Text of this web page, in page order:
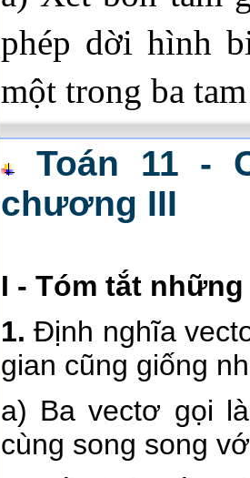
phép dời hình
một trong ba
Toán 11 -
chương III
I - Tóm tắt
1. Định nghĩa
gian cũng giống
a) Ba vectơ gọi
cùng song song